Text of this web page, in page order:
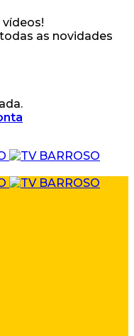
vídeos!
as novidades